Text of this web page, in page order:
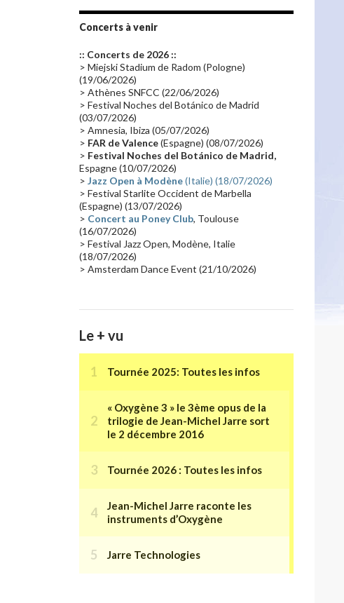
Promo 2019
Emissions 2010 Disques rares
Synthé 70's(20)
Claviériste(19) Groupe de Recherche Musicale
France 2 (18)
Critique(17) Coffret(17) Chronologie(16)
Passages radio(16)
Synthé 80's(16) Les concerts en Chine (16)
Cinéma(16) Houston
Synthé Roland Belgique
Récompense(14) Collaborations 70's(14)
Astronomie(14) France Inter(14)
Concerts à venir
:: Concerts de 2026 ::
> Miejski Stadium de Radom (Pologne)
(19/06/2026)
> Athènes SNFCC (22/06/2026)
> Festival Noches del Botánico de Madrid
(03/07/2026)
> Amnesia, Ibiza (05/07/2026)
> FAR de Valence(Espagne) (08/07/2026)
> Festival Noches del Botánico de Madrid,
Espagne (10/07/2026)
> Jazz Open à Modène(Italie) (18/07/2026)
> Festival Starlite Occident de Marbella
(Espagne) (13/07/2026)
> Concert au Poney Club, Toulouse
(16/07/2026)
> Festival Jazz Open, Modène, Italie
(18/07/2026)
> Amsterdam Dance Event (21/10/2026)
Le + vu